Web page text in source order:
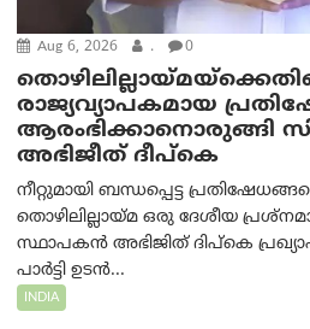
Aug 6, 2026 . 0
രാജ്യവ്യാപകമായ
ആരംഭിക്കാനൊരുങ്ങി
അഭിജീത് ദീപ്കെ
നീറ്റുമായി ബന്ധപ്പെട്ട
തൊഴിലില്ലായ്മ ഒരു ദേശീയ
സ്ഥാപകൻ അഭിജിത് ദിപ്കെ
പാർട്ടി ഉടൻ...
INDIA